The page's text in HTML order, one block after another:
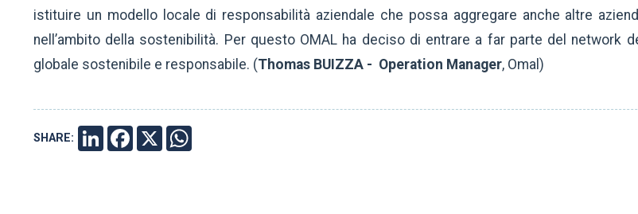
istituire un modello locale di responsabilità aziendale che possa aggregare anche altre
nell’ambito della sostenibilità. Per questo OMAL ha deciso di entrare a far parte del network
globale sostenibile e responsabile. (Thomas BUIZZA - Operation Manager, Omal)
SHARE: LINKEDINFACEBOOK
X